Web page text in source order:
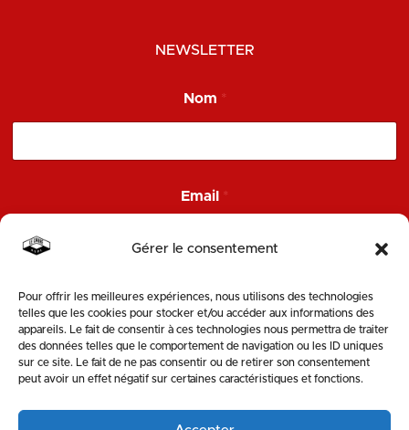
Gérer le consentement
Pour offrir les meilleures expériences, nous utilisons des technologies
telles que les cookies pour stocker et/ou accéder aux informations des
appareils. Le fait de consentir à ces technologies nous permettra de traiter
des données telles que le comportement de navigation ou les ID uniques
sur ce site. Le fait de ne pas consentir ou de retirer son consentement
peut avoir un effet négatif sur certaines caractéristiques et fonctions.
NEWSLETTER
E
m
N
Nom *
Email *
ENVOYER
SUIVEZ-NOUS